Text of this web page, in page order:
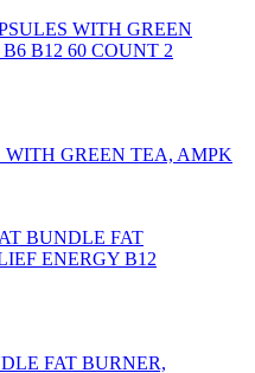
GREEN TEA, AMPK
FAT BURNER,